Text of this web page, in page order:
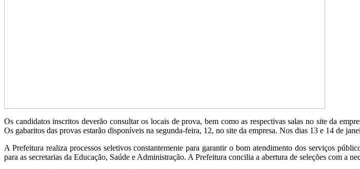
Os candidatos inscritos deverão consultar os locais de prova, bem como as respectivas salas no site da
Os gabaritos das provas estarão disponíveis na segunda-feira, 12, no site da empresa. Nos dias 13 e 14 de
A Prefeitura realiza processos seletivos constantemente para garantir o bom atendimento dos serviços
para as secretarias da Educação, Saúde e Administração. A Prefeitura concilia a abertura de seleções com a